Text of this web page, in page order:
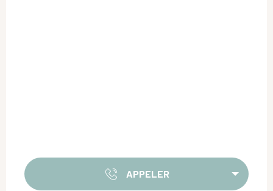
APPELER